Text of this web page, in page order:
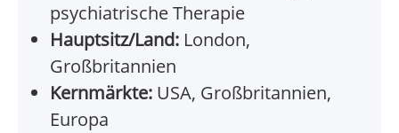
psychiatrische Therapie
Hauptsitz/Land: London,
Großbritannien
Kernmärkte: USA, Großbritannien,
Europa